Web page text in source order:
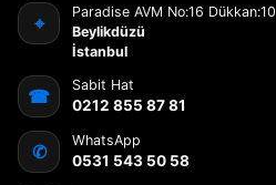
⌖
Paradise AVM No:16 Dükkan:10
Beylikdüzü
İstanbul
☎
Sabit Hat
0212 855 87 81
✆
WhatsApp
0531 543 50 58